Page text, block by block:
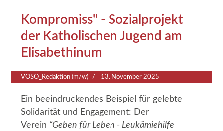
Kompromiss" - Sozialprojekt
der Katholischen Jugend am
Elisabethinum
VOSÖ_Redaktion (m/w) 13. November 2025
Ein beeindruckendes Beispiel für gelebte
Solidarität und Engagement: Der
Verein “Geben für Leben - Leukämiehilfe